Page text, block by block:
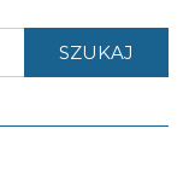
SZUKAJ